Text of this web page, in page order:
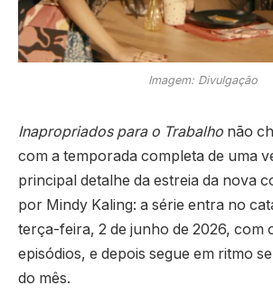
Imagem: Divulgação
Inapropriados para o Trabalho não
com a temporada completa de uma
principal detalhe da estreia da nova
por Mindy Kaling: a série entra no
terça-feira, 2 de junho de 2026, com
episódios, e depois segue em ritmo
do mês.